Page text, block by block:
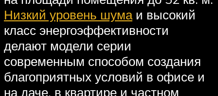
Низкий уровень шумаи высокий
класс энергоэффективности
делают модели серии
современным способом создания
благоприятных условий в офисе и
на даче, в квартире и частном